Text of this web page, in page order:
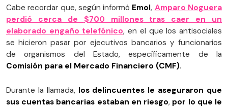
Cabe recordar que, según informó Emol, Amparo Noguera
perdió cerca de $700 millonestras caer en un
elaborado engaño telefónico, en el que los antisociales
se hicieron pasar por ejecutivos bancarios y funcionarios
de organismos del Estado, específicamente de la
Comisión para el Mercado Financiero (CMF).
Durante la llamada, los delincuentes le aseguraron que
sus cuentas bancarias estaban en riesgo, por lo que le